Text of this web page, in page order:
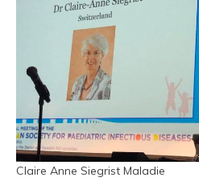
Claire Anne Siegrist Maladie